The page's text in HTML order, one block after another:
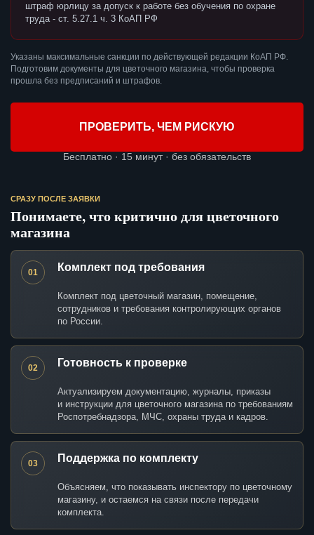
штраф юрлицу за допуск к работе без обучения по охране
труда - ст. 5.27.1 ч. 3 КоАП РФ
Указаны максимальные санкции по действующей редакции КоАП РФ.
Подготовим документы для цветочного магазина, чтобы проверка
прошла без предписаний и штрафов.
ПРОВЕРИТЬ, ЧЕМ РИСКУЮ
Бесплатно · 15 минут · без обязательств
СРАЗУ ПОСЛЕ ЗАЯВКИ
Понимаете, что критично для цветочного
магазина
01 Комплект под требования
Комплект под цветочный магазин, помещение,
сотрудников и требования контролирующих органов
по России.
02 Готовность к проверке
Актуализируем документацию, журналы, приказы
и инструкции для цветочного магазина по требованиям
Роспотребнадзора, МЧС, охраны труда и кадров.
03 Поддержка по комплекту
Объясняем, что показывать инспектору по цветочному
магазину, и остаемся на связи после передачи
комплекта.